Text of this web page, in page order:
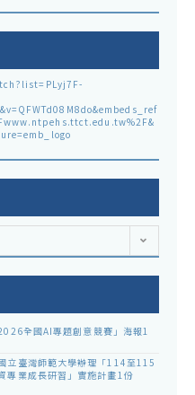
全國AI專題創意競賽」海報1
立臺灣師範大學辦理「114至115
專業成長研習」實施計畫1份